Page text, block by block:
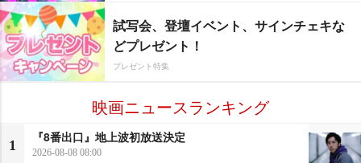
試写会、登壇イベント、サインチェキな
どプレゼント！
プレゼント特集
映画ニュースランキング
1
『8番出口』地上波初放送決定
2026-08-08 08:00